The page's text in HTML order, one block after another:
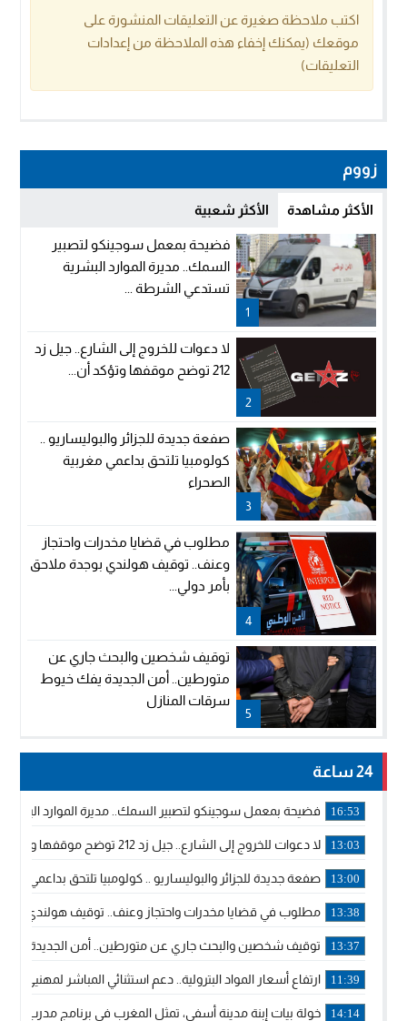
اكتب ملاحظة صغيرة عن التعليقات المنشورة على
موقعك (يمكنك إخفاء هذه الملاحظة من إعدادات
التعليقات)
زووم
الأكثر مشاهدة الأكثر شعبية
1
فضيحة بمعمل سوجينكو لتصبير
السمك.. مديرة الموارد البشرية
تستدعي الشرطة ...
2
لا دعوات للخروج إلى الشارع.. جيل زد
212 توضح موقفها وتؤكد أن...
3
صفعة جديدة للجزائر والبوليساريو ..
كولومبيا تلتحق بداعمي مغربية
الصحراء
4
مطلوب في قضايا مخدرات واحتجاز
وعنف.. توقيف هولندي بوجدة ملاحق
بأمر دولي...
5
توقيف شخصين والبحث جاري عن
متورطين.. أمن الجديدة يفك خيوط
سرقات المنازل
24 ساعة
16:53 فضيحة بمعمل سوجينكو لتصبير السمك.. مديرة الموارد
13:03 لا دعوات للخروج إلى الشارع.. جيل زد 212 توضح موقفها وتؤكد أن المنشورات المنسوبة إليها لا تمثل موقفها الرسمي.
13:00 صفعة جديدة للجزائر والبوليساريو .. كولومبيا تلتحق بداعمي
13:38 مطلوب في قضايا مخدرات واحتجاز وعنف.. توقيف هولندي
13:37 توقيف شخصين والبحث جاري عن متورطين.. أمن الجديدة يفك
11:39 ارتفاع أسعار المواد البترولية.. دعم استثنائي المباشر لمهنيي
14:14 خولة بيات إبنة مدينة أسفي، تمثل المغرب في برنامج مدرب